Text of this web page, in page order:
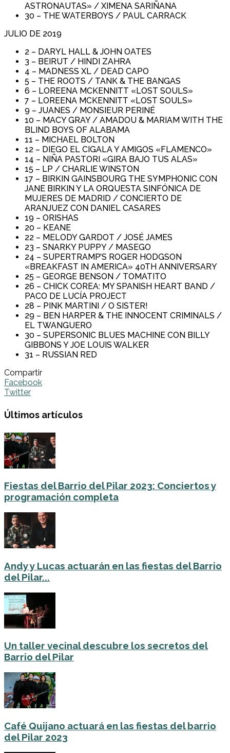
ASTRONAUTAS» / XIMENA SARIÑANA
30 – THE WATERBOYS / PAUL CARRACK
JULIO DE 2019
2 – DARYL HALL & JOHN OATES
3 – BEIRUT / HINDI ZAHRA
4 – MADNESS XL / DEAD CAPO
5 – THE ROOTS / TANK & THE BANGAS
6 – LOREENA MCKENNITT «LOST SOULS»
7 – LOREENA MCKENNITT «LOST SOULS»
9 – JUANES / MONSIEUR PERINÉ
10 – MACY GRAY / AMADOU & MARIAM WITH THE
BLIND BOYS OF ALABAMA
11 – MICHAEL BOLTON
12 – DIEGO EL CIGALA Y AMIGOS «FLAMENCO»
14 – NIÑA PASTORI «GIRA BAJO TUS ALAS»
15 – LP / CHARLIE WINSTON
17 – BIRKIN GAINSBOURG THE SYMPHONIC CON
JANE BIRKIN Y LA ORQUESTA SINFÓNICA DE
MUJERES DE MADRID / CONCIERTO DE
ARANJUEZ CON DANIEL CASARES
19 – ORISHAS
20 – KEANE
22 – MELODY GARDOT / JOSÉ JAMES
23 – SNARKY PUPPY / MASEGO
24 – SUPERTRAMP’S ROGER HODGSON
«BREAKFAST IN AMERICA» 40TH ANNIVERSARY
25 – GEORGE BENSON / TOMATITO
26 – CHICK COREA: MY SPANISH HEART BAND /
PACO DE LUCÍA PROJECT
28 – PINK MARTINI / O SISTER!
29 – BEN HARPER & THE INNOCENT CRIMINALS /
EL TWANGUERO
30 – SUPERSONIC BLUES MACHINE CON BILLY
GIBBONS Y JOE LOUIS WALKER
31 – RUSSIAN RED
Compartir
Facebook
Twitter
Últimos artículos
Fiestas del Barrio del Pilar 2023: Conciertos y
programación completa
Andy y Lucas actuarán en las fiestas del Barrio
del Pilar...
Un taller vecinal descubre los secretos del
Barrio del Pilar
Café Quijano actuará en las fiestas del barrio
del Pilar 2023